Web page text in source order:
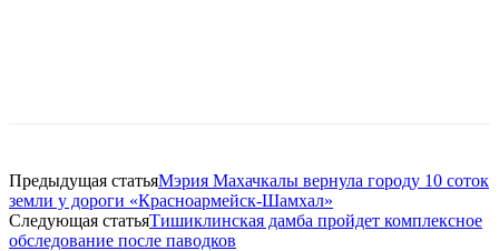
Предыдущая статьяМэрия Махачкалы вернула городу 10 соток
земли у дороги «Красноармейск-Шамхал»
Следующая статьяТишиклинская дамба пройдет комплексное
обследование после паводков